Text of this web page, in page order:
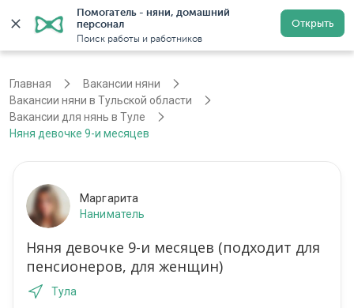
Помогатель - няни, домашний
персонал
Поиск работы и работников
Открыть
Регистрация
Главная
Вакансии няни
Вакансии няни в Тульской области
Вакансии для нянь в Туле
Няня девочке 9-и месяцев
Маргарита
Наниматель
Няня девочке 9-и месяцев (подходит для
пенсионеров, для женщин)
Тула